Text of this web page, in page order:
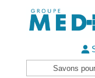
Catégories